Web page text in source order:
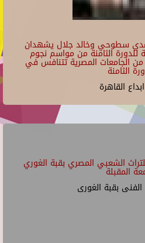
سطوحي وخالد جلال يشهدان
للدورة الثامنة من مواسم نجوم
130 عرضًا من الجامعات المصرية تتنافس في
الثامنة
القاهرة
الشعبي المصري بقبة الغوري
المقبلة
الفنى بقبة الغورى